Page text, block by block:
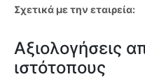
Σχετικά με την εταιρεία:
Αξιολογήσεις
ιστότοπους